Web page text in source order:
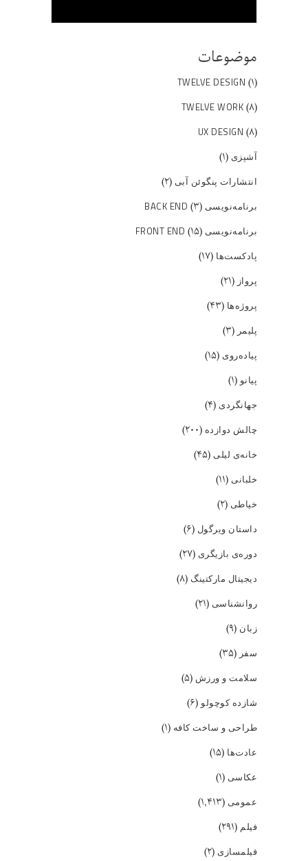
موضوعات
TWELVE DESIGN (۱)
TWELVE WORK (۸)
UX DESIGN (۸)
آشپزی (۱)
انتشارات پنگوئن آبی (۲)
برنامه‌نویسی BACK END (۳)
برنامه‌نویسی FRONT END (۱۵)
پادکست‌ها (۱۷)
پرواز (۲۱)
پروژه‌ها (۴۳)
پلیمر (۳)
پیاده‌روی (۱۵)
پیانو(۱)
جهانگردی (۴)
چالش دوازده (۲۰۰)
خانه‌ی لیلی (۴۵)
خلبانی (۱۱)
خیاطی (۲)
داستان ویرگول (۶)
دوره‌ی بازیگری (۲۷)
دیجیتال مارکتینگ (۸)
روانشناسی (۲۱)
زبان (۹)
سفر (۳۵)
سلامت و ورزش (۵)
شازده کوچولو(۶)
طراحی و ساخت کافه (۱)
عادت‌ها (۱۵)
عکاسی (۱)
عمومی (۱,۴۱۳)
فیلم (۲۹۱)
فیلمسازی (۲)